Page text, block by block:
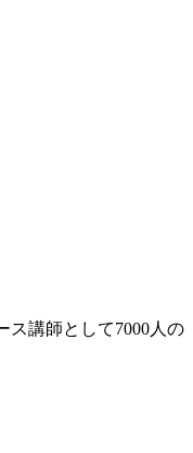
ス講師として7000人の